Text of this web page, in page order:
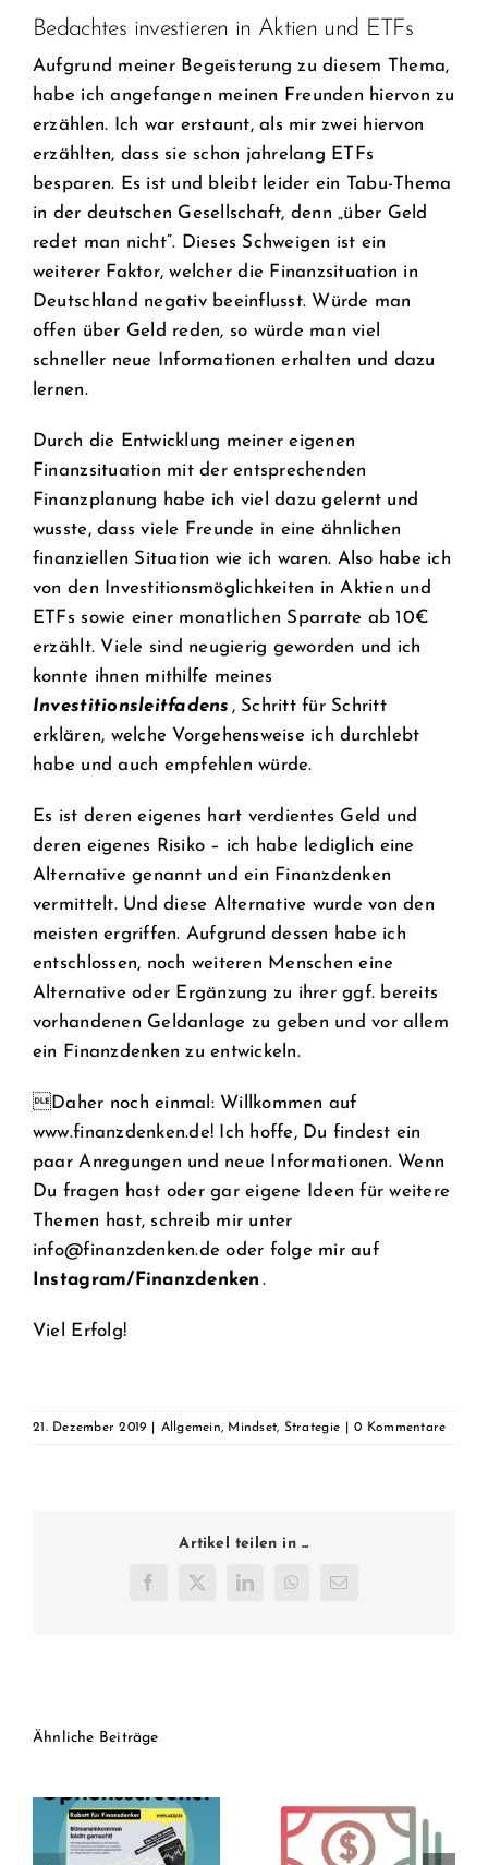
Bedachtes investieren in Aktien und ETFs
Aufgrund meiner Begeisterung zu diesem Thema,
habe ich angefangen meinen Freunden hiervon zu
erzählen. Ich war erstaunt, als mir zwei hiervon
erzählten, dass sie schon jahrelang ETFs
besparen. Es ist und bleibt leider ein Tabu-Thema
in der deutschen Gesellschaft, denn „über Geld
redet man nicht“. Dieses Schweigen ist ein
weiterer Faktor, welcher die Finanzsituation in
Deutschland negativ beeinflusst. Würde man
offen über Geld reden, so würde man viel
schneller neue Informationen erhalten und dazu
lernen.
Durch die Entwicklung meiner eigenen
Finanzsituation mit der entsprechenden
Finanzplanung habe ich viel dazu gelernt und
wusste, dass viele Freunde in eine ähnlichen
finanziellen Situation wie ich waren. Also habe ich
von den Investitionsmöglichkeiten in Aktien und
ETFs sowie einer monatlichen Sparrate ab 10€
erzählt. Viele sind neugierig geworden und ich
konnte ihnen mithilfe meines
Investitionsleitfadens , Schritt für Schritt
erklären, welche Vorgehensweise ich durchlebt
habe und auch empfehlen würde.
Es ist deren eigenes hart verdientes Geld und
deren eigenes Risiko – ich habe lediglich eine
Alternative genannt und ein Finanzdenken
vermittelt. Und diese Alternative wurde von den
meisten ergriffen. Aufgrund dessen habe ich
entschlossen, noch weiteren Menschen eine
Alternative oder Ergänzung zu ihrer ggf. bereits
vorhandenen Geldanlage zu geben und vor allem
ein Finanzdenken zu entwickeln.
Daher noch einmal: Willkommen auf
www.finanzdenken.de! Ich hoffe, Du findest ein
paar Anregungen und neue Informationen. Wenn
Du fragen hast oder gar eigene Ideen für weitere
Themen hast, schreib mir unter
info@finanzdenken.de oder folge mir auf
Instagram/Finanzdenken .
Viel Erfolg!
21. Dezember 2019 Allgemein, Mindset, Strategie 0 Kommentare
Artikel teilen in ...
FacebookTwitterLinkedInWhatsApp
E-
Ähnliche Beiträge
Aktien auf Kredit?
15.000€ Kredit für
7 Gründe warum